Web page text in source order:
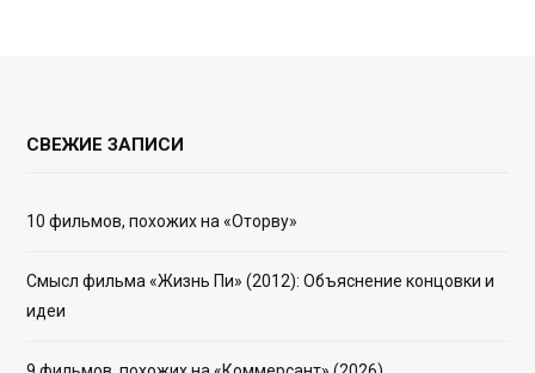
СВЕЖИЕ ЗАПИСИ
10 фильмов, похожих на «Оторву»
Смысл фильма «Жизнь Пи» (2012): Объяснение концовки и
идеи